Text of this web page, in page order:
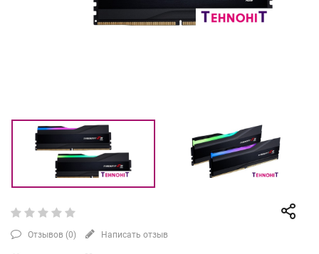
Отзывов (0) Написать отзыв